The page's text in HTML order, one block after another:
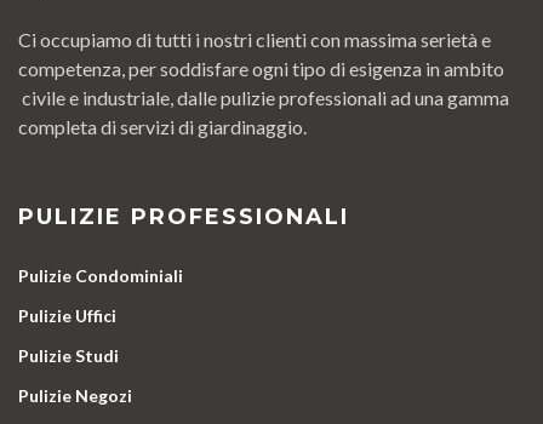
Ci occupiamo di tutti i nostri clienti con massima serietà e
competenza, per soddisfare ogni tipo di esigenza in ambito
civile e industriale, dalle pulizie professionali ad una gamma
completa di servizi di giardinaggio.
PULIZIE PROFESSIONALI
Pulizie Condominiali
Pulizie Uffici
Pulizie Studi
Pulizie Negozi